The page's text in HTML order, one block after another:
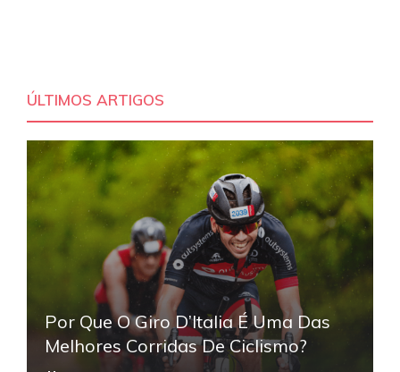
ÚLTIMOS ARTIGOS
Por Que O Giro D’Italia É Uma Das
Melhores Corridas De Ciclismo?